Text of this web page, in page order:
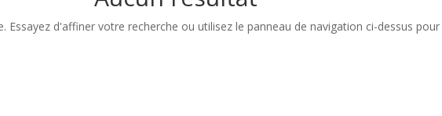
Essayez d'affiner votre recherche ou utilisez le panneau de navigation ci-dessus